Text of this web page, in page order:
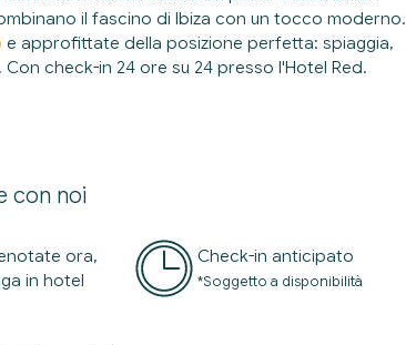
il fascino di Ibiza con un tocco moderno.
e approfittate della posizione perfetta: spiaggia,
check-in 24 ore su 24 presso l'Hotel Red.
con noi
ora,
in hotel
Check-in anticipato
*Soggetto a disponibilità